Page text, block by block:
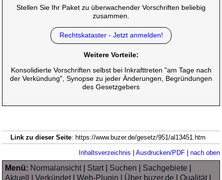
Stellen Sie Ihr Paket zu überwachender Vorschriften beliebig
zusammen.
Rechtskataster - Jetzt anmelden!
Weitere Vorteile:
Konsolidierte Vorschriften selbst bei Inkrafttreten "am Tage nach
der Verkündung", Synopse zu jeder Änderungen, Begründungen
des Gesetzgebers
Link zu dieser Seite: https://www.buzer.de/gesetz/951/al13451.htm
Inhaltsverzeichnis Ausdrucken/PDF| nach oben
Menü: Normalansicht| Start| Suchen Sachgebiete
Aktuell
|Verkündet|Web-Plugin Über buzer.de |Qualität|